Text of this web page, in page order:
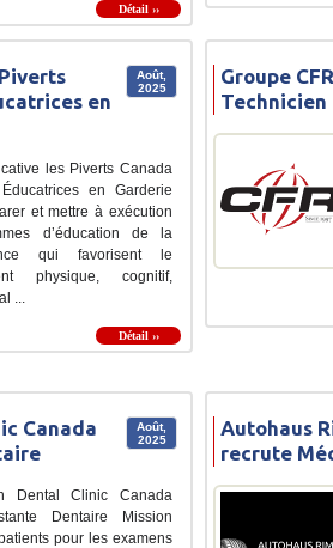
Détail ››
Août,
2025
en
les Piverts Canada
en Garderie
et mettre à exécution
d’éducation de la
qui favorisent le
physique, cognitif,
...
Détail ››
Groupe
Technicien
Août,
2025
Canada
Dental Clinic Canada
Dentaire Mission
pour les examens
Autohaus
recrute